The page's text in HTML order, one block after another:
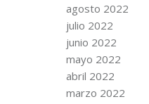
agosto 2022
julio 2022
junio 2022
mayo 2022
abril 2022
marzo 2022